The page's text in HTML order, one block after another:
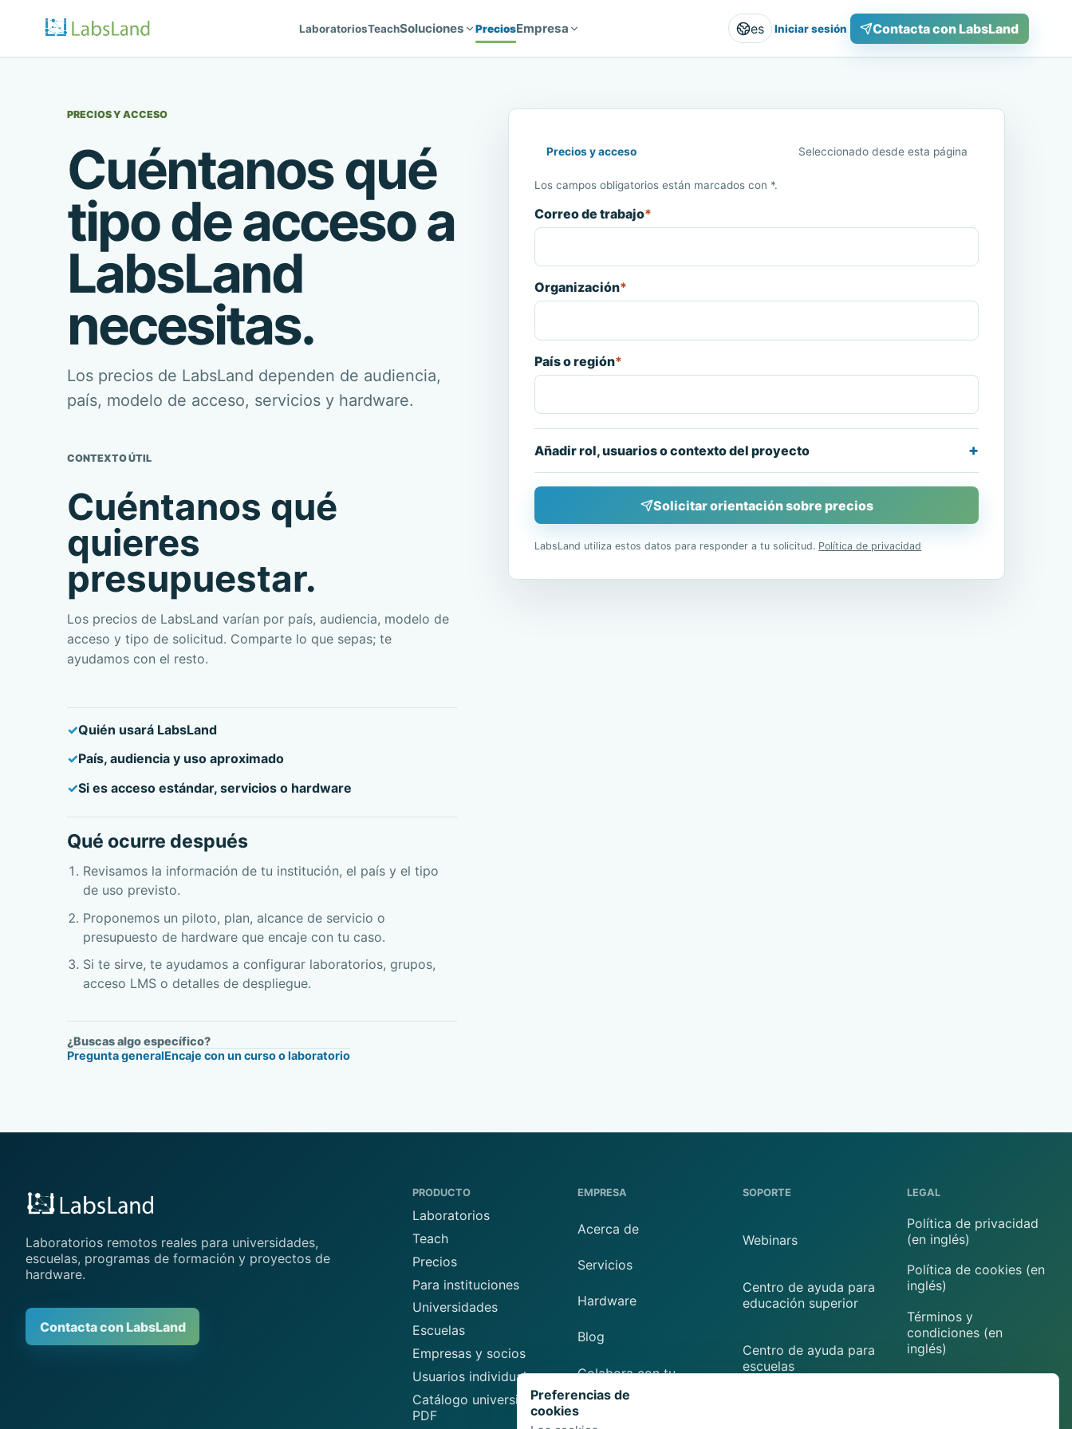
LaboratoriosTeachSoluciones PreciosEmpresa es Iniciar sesión Contacta con LabsLand
PRECIOS Y ACCESO
Cuéntanos qué
tipo de acceso a
LabsLand
necesitas.
Los precios de LabsLand dependen de audiencia,
país, modelo de acceso, servicios y hardware.
Precios y acceso Seleccionado desde esta página
Los campos obligatorios están marcados con *.
Correo de trabajo*
Organización*
País o región*
Añadir rol, usuarios o contexto del proyecto
Solicitar orientación sobre precios
LabsLand utiliza estos datos para responder a tu solicitud. Política de privacidad
CONTEXTO ÚTIL
Cuéntanos qué
quieres
presupuestar.
Los precios de LabsLand varían por país, audiencia, modelo de
acceso y tipo de solicitud. Comparte lo que sepas; te
ayudamos con el resto.
Quién usará LabsLand
País, audiencia y uso aproximado
Si es acceso estándar, servicios o hardware
Qué ocurre después
Revisamos la información de tu institución, el país y el tipo
de uso previsto.
Proponemos un piloto, plan, alcance de servicio o
presupuesto de hardware que encaje con tu caso.
Si te sirve, te ayudamos a configurar laboratorios, grupos,
acceso LMS o detalles de despliegue.
¿Buscas algo específico?
Pregunta generalEncaje con un curso o laboratorio
Laboratorios remotos reales para universidades,
escuelas, programas de formación y proyectos de
hardware.
Contacta con LabsLand
PRODUCTO
Laboratorios
Teach
Precios
Para instituciones
Universidades
Escuelas
Empresas y socios
Usuarios individuales
Catálogo universitario
PDF
EMPRESA
Acerca de
Servicios
Hardware
Blog
Colabora con tu
laboratorio
Sugerir un laboratorio
SOPORTE
Webinars
Centro de ayuda para
educación superior
Centro de ayuda para
escuelas
LEGAL
Política de privacidad
(en inglés)
Política de cookies (en
inglés)
Términos y
condiciones (en
inglés)
Aviso legal (en inglés)
Preferencias de
cookies